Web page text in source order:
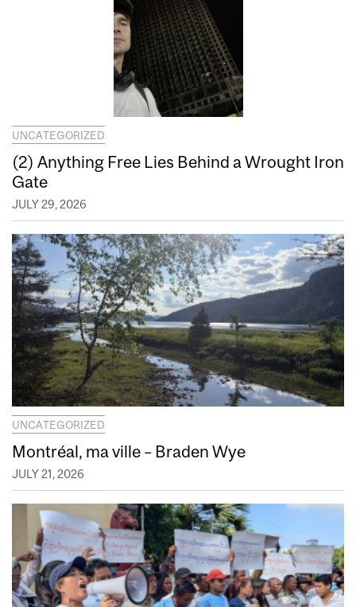
UNCATEGORIZED
(2) Anything Free Lies Behind a Wrought Iron
Gate
JULY 29, 2026
UNCATEGORIZED
Montréal, ma ville – Braden Wye
JULY 21, 2026